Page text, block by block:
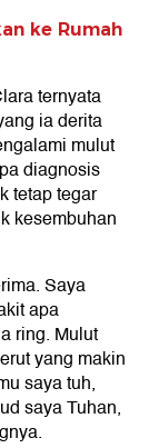
ke Rumah
ternyata
ia derita
mulut
diagnosis
tetap tegar
kesembuhan
Saya
apa
ring. Mulut
yang makin
saya tuh,
saya Tuhan,